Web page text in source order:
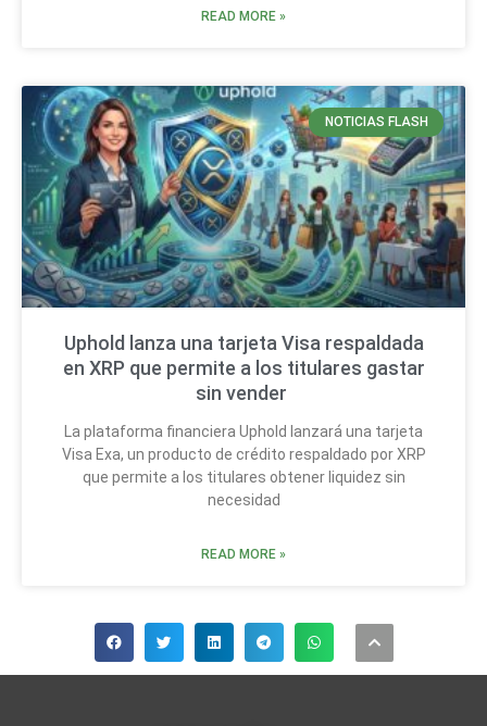
READ MORE »
NOTICIAS FLASH
Uphold lanza una tarjeta Visa respaldada
en XRP que permite a los titulares gastar
sin vender
La plataforma financiera Uphold lanzará una tarjeta
Visa Exa, un producto de crédito respaldado por XRP
que permite a los titulares obtener liquidez sin
necesidad
READ MORE »